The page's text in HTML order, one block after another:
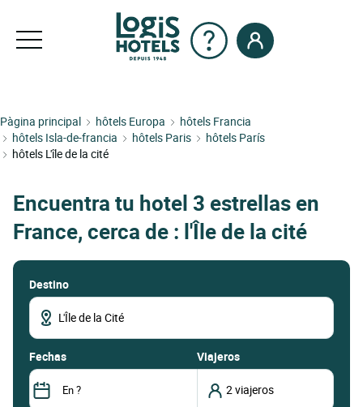
Pàgina principal hôtels Europa
hôtels Francia
hôtels Isla-de-francia
hôtels Paris
hôtels París
hôtels L'île de la cité
Encuentra tu hotel 3 estrellas en
France, cerca de : l'Île de la cité
Destino
fechas Viajeros